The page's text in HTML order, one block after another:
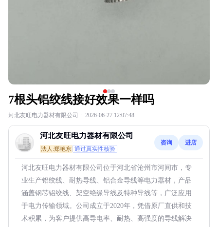
7根头铝绞线接好效果一样吗
河北友旺电力器材有限公司 · 2026-06-27 12:07:48
河北友旺电力器材有限公司
法人:郑艳东 通过真实性核验
咨询 进店
河北友旺电力器材有限公司位于河北省沧州市河间市，专
业生产铝绞线、耐热导线、铝合金导线等电力器材，产品
涵盖钢芯铝绞线、架空绝缘导线及特种导线等，广泛应用
于电力传输领域。公司成立于2020年，凭借原厂直供和技
术积累，为客户提供高导电率、耐热、高强度的导线解决